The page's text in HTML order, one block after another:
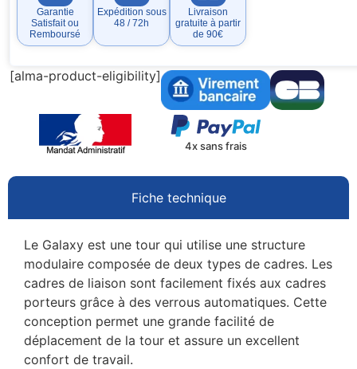
Garantie
Satisfait ou
Remboursé
Expédition sous
48 / 72h
Livraison
gratuite à partir
de 90€
[alma-product-eligibility]
4x sans frais
Fiche technique
Le Galaxy est une tour qui utilise une structure
modulaire composée de deux types de cadres. Les
cadres de liaison sont facilement fixés aux cadres
porteurs grâce à des verrous automatiques. Cette
conception permet une grande facilité de
déplacement de la tour et assure un excellent
confort de travail.